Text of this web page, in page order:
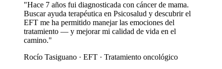
"Hace 7 años fui diagnosticada con cáncer de mama.
Buscar ayuda terapéutica en Psicosalud y descubrir el
EFT me ha permitido manejar las emociones del
tratamiento — y mejorar mi calidad de vida en el
camino."
Rocío Tasiguano · EFT · Tratamiento oncológico